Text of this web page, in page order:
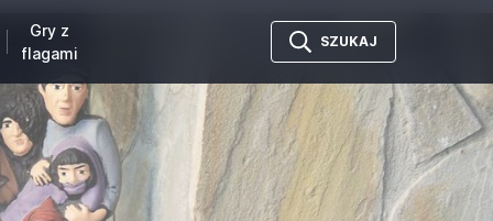
Gry z
flagami
SZUKAJ